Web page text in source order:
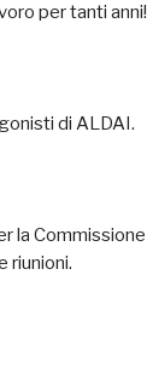
per tanti
di ALDAI.
la
riunioni.